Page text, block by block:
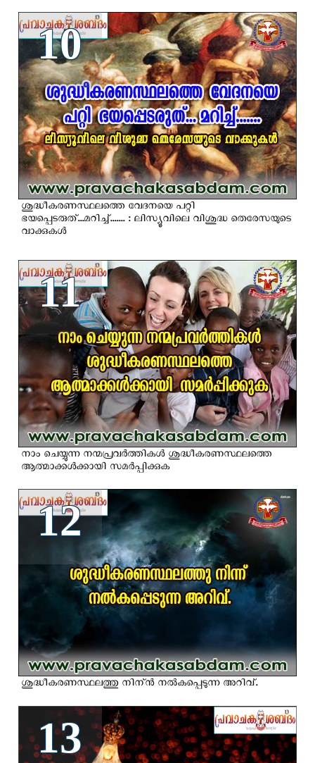
10
ശുദ്ധീകരണസ്ഥലത്തെ വേദനയെ പറ്റി
ഭയപ്പെടരുത്...മറിച്ച്....... : ലിസ്യൂവിലെ വിശുദ്ധ തെരേസയുടെ
വാക്കുകള്‍
11
നാം ചെയ്യുന്ന നന്മപ്രവര്‍ത്തികള്‍ ശുദ്ധീകരണസ്ഥലത്തെ
ആത്മാക്കള്‍ക്കായി സമര്‍പ്പിക്കുക
12
ശുദ്ധീകരണസ്ഥലത്തു നിന്ന്‍ നല്‍കപ്പെടുന്ന അറിവ്.
13